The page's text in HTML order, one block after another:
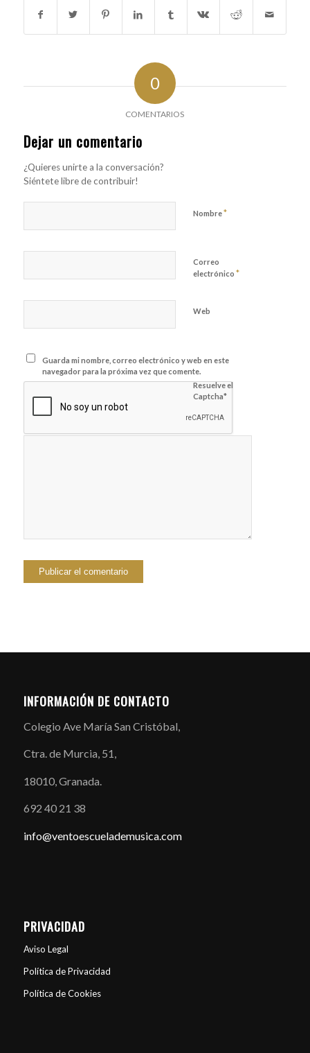
0
COMENTARIOS
Dejar un comentario
¿Quieres unirte a la conversación?
Siéntete libre de contribuir!
Nombre*
Correo
electrónico *
Web
Guarda mi nombre, correo electrónico y web en este
navegador para la próxima vez que comente.
Resuelve el
Captcha*
INFORMACIÓN DE CONTACTO
Colegio Ave María San Cristóbal,
Ctra. de Murcia, 51,
18010, Granada.
692 40 21 38
info@ventoescuelademusica.com
PRIVACIDAD
Aviso Legal
Política de Privacidad
Política de Cookies